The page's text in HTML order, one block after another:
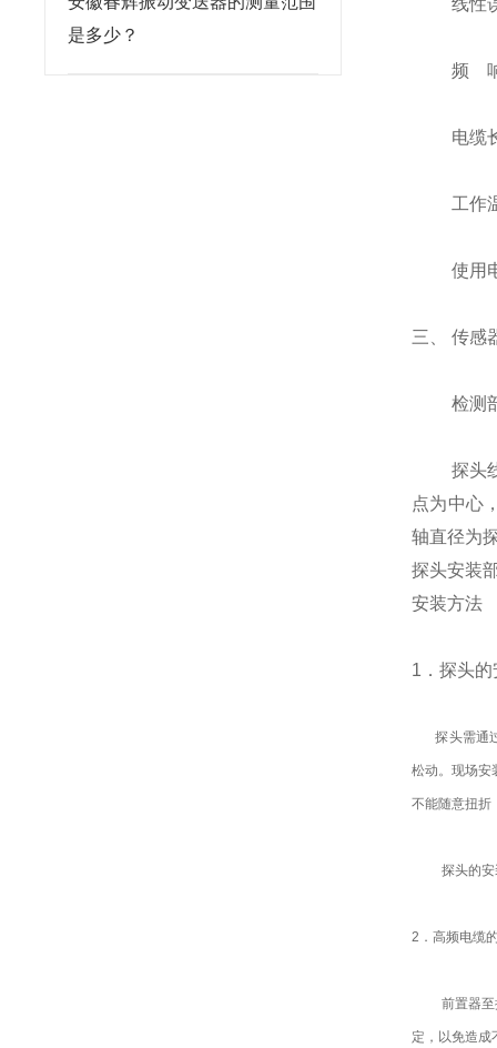
是多少？
线性误
频 响
电缆长
工作温
使用电
三、 传感
检测部
探头线
点为中心
轴直径为
探头安装
安装方法
1．探头
探头需通过
松动。现场安
不能随意扭折
探头的安装
2．高频电缆
前置器至探
定，以免造成